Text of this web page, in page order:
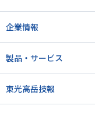
企業情報
製品・サービス
東光高岳技報